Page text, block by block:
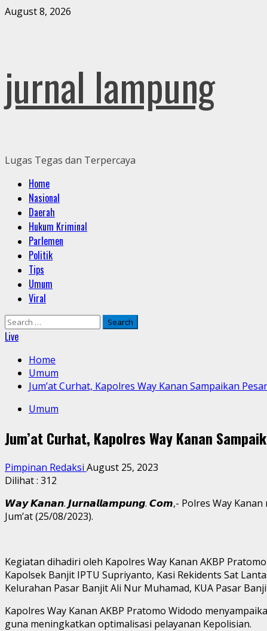
Skip
August 8, 2026
jurnal lampung
Lugas Tegas dan Terpercaya
Primary
Menu
Home
Nasional
Daerah
Hukum Kriminal
Parlemen
Politik
Tips
Umum
Viral
Search
for:
Live
Home
Umum
Jum’at Curhat, Kapolres Way Kanan Sampaikan
Umum
Jum’at Curhat, Kapolres Way Kanan
Pimpinan Redaksi August 25, 2023
Dilihat : 312
𝙒𝙖𝙮 𝙆𝙖𝙣𝙖𝙣. 𝙅𝙪𝙧𝙣𝙖𝙡𝙡𝙖𝙢𝙥𝙪𝙣𝙜. 𝘾𝙤𝙢,- Polres Way Kanan
Jum’at (25/08/2023).
Kegiatan dihadiri oleh Kapolres Way Kanan AKBP
Kapolsek Banjit IPTU Supriyanto, Kasi Rekidents Sat
Kelurahan Pasar Banjit Ali Nur Muhamad, KUA Pasar
Kapolres Way Kanan AKBP Pratomo Widodo
guna meningkatkan optimalisasi pelayanan Kepolisian.